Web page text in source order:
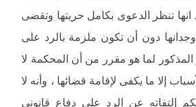
تنظر الدعوى بكامل حريتها وتقضى
وجدانها دون أن تكون ملزمة بالرد على
المذكور لما هو مقرر من أن المحكمة لا
إلا ما يكفى لإقامة قضائها ، وأنه لا
إلتفاته عن الرد على دفاع قانونى